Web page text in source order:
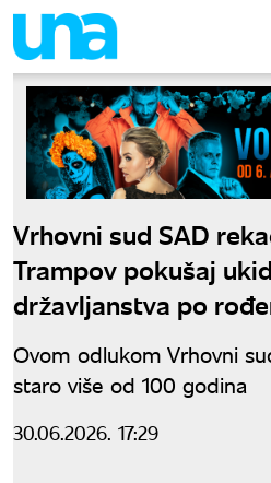
Vrhovni sud SAD
Trampov pokušaj
državljanstva po
Ovom odlukom Vrhovni
staro više od 100 godina
30.06.2026. 17:29